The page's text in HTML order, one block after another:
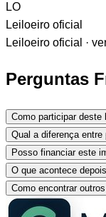
LO
Leiloeiro oficial
Leiloeiro oficial ·
Perguntas
Como participar deste
Qual a diferença
Posso financiar este
O que acontece
Como encontrar